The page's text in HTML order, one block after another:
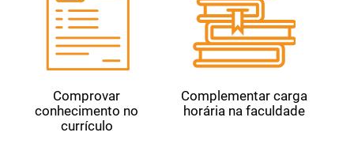
Comprovar
conhecimento no
currículo
Complementar carga
horária na faculdade